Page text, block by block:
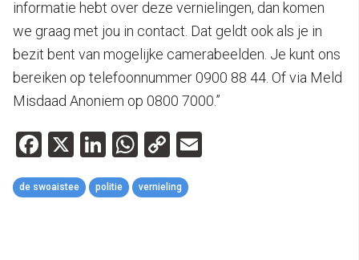
informatie hebt over deze vernielingen, dan komen
we graag met jou in contact. Dat geldt ook als je in
bezit bent van mogelijke camerabeelden. Je kunt ons
bereiken op telefoonnummer 0900 88 44. Of via Meld
Misdaad Anoniem op 0800 7000.”
Facebook
X LinkedIn
WhatsApp
Copy
Link
de swoaistee politie vernieling